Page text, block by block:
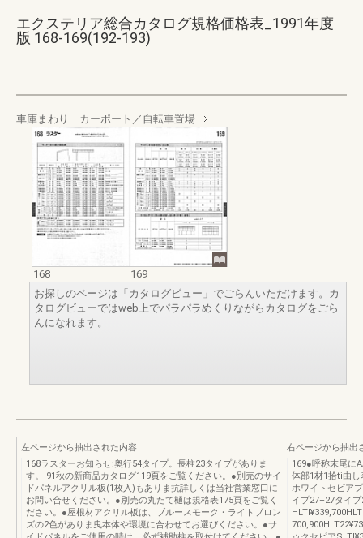
エクステリア総合カタログ規格価格表_1991年度
版 168-169(192-193)
車庫まわり カーポート／自転車置場
168
169
お探しのページは「カタログビュー」でごらんいただけます。カ
タログビューではweb上でパラパラめくりながらカタログをごら
んになれます。
左ページから抽出された内容
168ラスターお知らせ:奥行54タイプ。長柱23タイプがありま
す。'91秋の新商品カタログ119頁をご覧ください。●別売のサイ
ドパネルアクリル板(1枚入)もありま抗詳しくは当社営業窓口に
お問い合せください。●別売の丸たて樋は規格表175頁をご覧く
ださい。●屋根材アクリル板は、ブルースモーク・ライトブロン
ズの2色がありま曳本体や環境に合わせてお選びください。●サ
右ページから抽出
169●呼称末尾に
体部1材1拾ti由
ホワイトセビア
イプ27+27タイ